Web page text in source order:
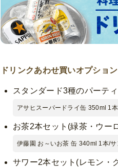
ドリンクあわせ買いオプション
スタンダード3種のパーテ
アサヒスーパードライ缶 350ml 1
お茶2本セット(緑茶・ウー
伊藤園 お～いお茶 缶 340ml 1本/
サワー2本セット(レモン・